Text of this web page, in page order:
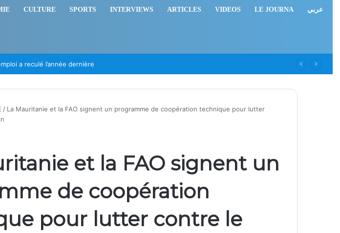
CULTURE SPORTS INTERVIEWS ARTICLES VIDEOS LE JOURNA عربي
/ La Mauritanie et la FAO signent un programme de coopération technique pour lutter
et la FAO signent un
de coopération
pour lutter contre le